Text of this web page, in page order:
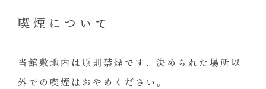
喫煙について
当館敷地内は原則禁煙です、決められた場所以
外での喫煙はおやめください。